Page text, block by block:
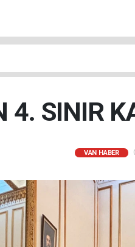
4. SINIR
VAN HABER